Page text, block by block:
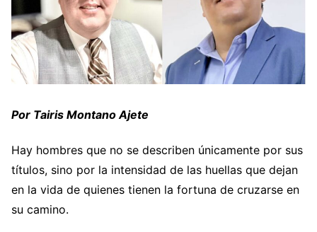
Por Tairis Montano Ajete
Hay hombres que no se describen únicamente por sus
títulos, sino por la intensidad de las huellas que dejan
en la vida de quienes tienen la fortuna de cruzarse en
su camino.